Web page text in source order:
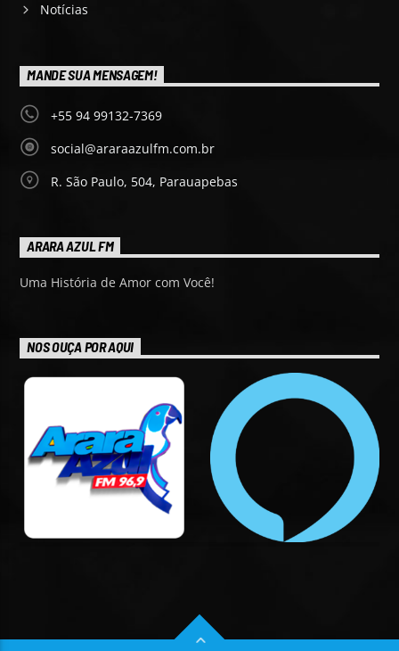
Notícias
MANDE SUA MENSAGEM!
+55 94 99132-7369
social@araraazulfm.com.br
R. São Paulo, 504, Parauapebas
ARARA AZUL FM
Uma História de Amor com Você!
NOS OUÇA POR AQUI